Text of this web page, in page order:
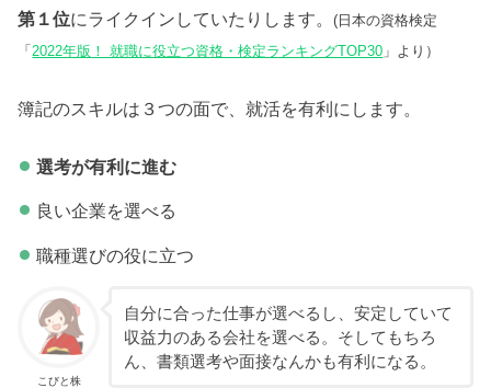
第１位にライクインしていたりします。(日本の資格検定
「2022年版！ 就職に役立つ資格・検定ランキングTOP30 」より）
簿記のスキルは３つの面で、就活を有利にします。
選考が有利に進む
良い企業を選べる
職種選びの役に立つ
こびと株
自分に合った仕事が選べるし、安定していて
収益力のある会社を選べる。そしてもちろ
ん、書類選考や面接なんかも有利になる。